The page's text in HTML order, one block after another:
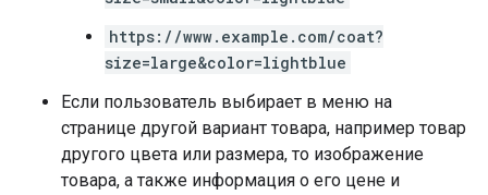
https://www.example.com/coat?
size=large&color=lightblue
Если пользователь выбирает в меню на
странице другой вариант товара, например товар
другого цвета или размера, то изображение
товара, а также информация о его цене и